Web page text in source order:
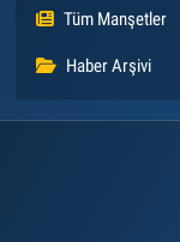
Tüm Manşetler
Haber Arşivi